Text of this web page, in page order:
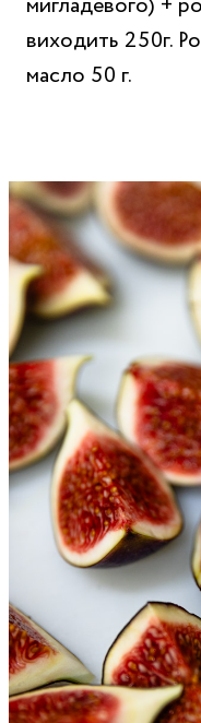
мигладевого) +
виходить 250г.
масло 50 г.